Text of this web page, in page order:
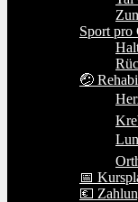
Sport pro
🤕
📅
💶